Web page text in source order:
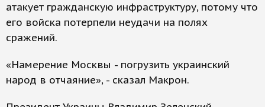
атакует гражданскую инфраструктуру, потому что
его войска потерпели неудачи на полях
сражений.
«Намерение Москвы - погрузить украинский
народ в отчаяние», - сказал Макрон.